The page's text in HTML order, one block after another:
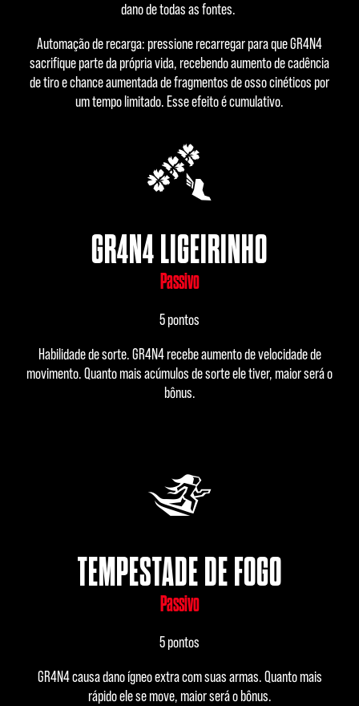
dano de todas as fontes.
Automação de recarga: pressione recarregar para que GR4N4
sacrifique parte da própria vida, recebendo aumento de cadência
de tiro e chance aumentada de fragmentos de osso cinéticos por
um tempo limitado. Esse efeito é cumulativo.
GR4N4 LIGEIRINHO
Passivo
5 pontos
Habilidade de sorte. GR4N4 recebe aumento de velocidade de
movimento. Quanto mais acúmulos de sorte ele tiver, maior será o
bônus.
TEMPESTADE DE FOGO
Passivo
5 pontos
GR4N4 causa dano ígneo extra com suas armas. Quanto mais
rápido ele se move, maior será o bônus.